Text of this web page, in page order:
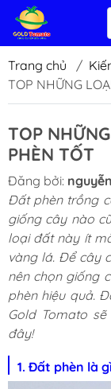
Trang chủ /
TOP NHỮNG
TOP
PHÈN TỐT
Đăng bởi:
Đất phèn trồng
giống cây nào
loại đất này ít
vàng lá. Để cây
nên chọn giống
phèn hiệu quả.
Gold Tomato
đây!
1. Đất phèn là gì